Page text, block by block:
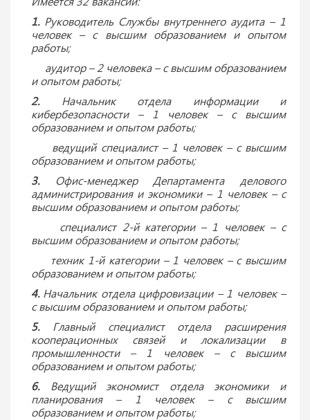
1. Руководитель Службы внутреннего аудита – 1
человек – с высшим образованием и опытом
работы;
аудитор – 2 человека – с высшим образованием
и опытом работы;
2. Начальник отдела информации и
кибербезопасности – 1 человек – с высшим
образованием и опытом работы;
ведущий специалист – 1 человек – с высшим
образованием и опытом работы;
3.Офис-менеджер Департамента делового
администрирования и экономики – 1 человек – с
высшим образованием и опытом работы;
специалист 2-й категории – 1 человек – с
высшим образованием и опытом работы;
техник 1-й категории – 1 человек – с высшим
образованием и опытом работы;
4. Начальник отдела цифровизации – 1 человек –
с высшим образованием и опытом работы;
5. Главный специалист отдела расширения
кооперационных связей и локализации в
промышленности – 1 человек – с высшим
образованием и опытом работы;
6. Ведущий экономист отдела экономики и
планирования – 1 человек – с высшим
образованием и опытом работы;